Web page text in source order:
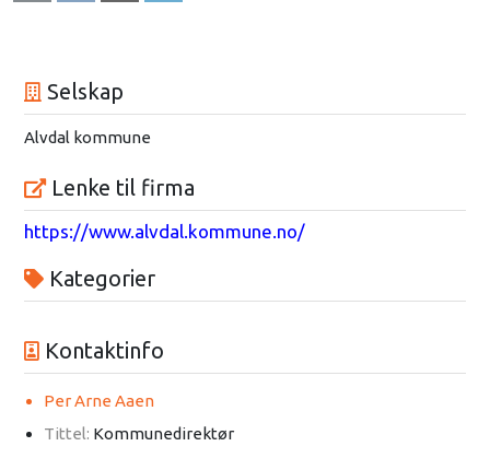
Selskap
Alvdal kommune
Lenke til firma
https://www.alvdal.kommune.no/
Kategorier
Kontaktinfo
Per Arne Aaen
Tittel: Kommunedirektør